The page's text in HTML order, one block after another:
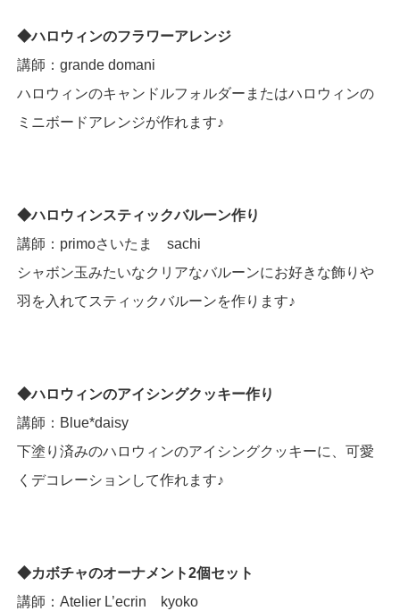
◆ハロウィンのフラワーアレンジ
講師：grande domani
ハロウィンのキャンドルフォルダーまたはハロウィンの
ミニボードアレンジが作れます♪
◆ハロウィンスティックバルーン作り
講師：primoさいたま sachi
シャボン玉みたいなクリアなバルーンにお好きな飾りや
羽を入れてスティックバルーンを作ります♪
◆ハロウィンのアイシングクッキー作り
講師：Blue*daisy
下塗り済みのハロウィンのアイシングクッキーに、可愛
くデコレーションして作れます♪
◆カボチャのオーナメント2個セット
講師：Atelier L’ecrin kyoko